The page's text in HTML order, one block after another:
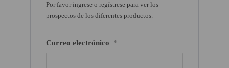
Por favor ingrese o regístrese para ver los
prospectos de los diferentes productos.
Correo electrónico *